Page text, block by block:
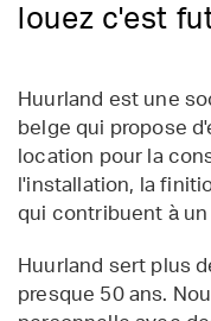
louez c'est
Huurland est une
belge qui propose
location pour la
l'installation, la
qui contribuent à
Huurland sert plus
presque 50 ans.